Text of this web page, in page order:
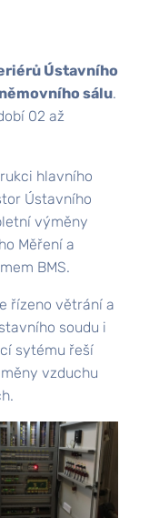
Ústavního
sálu.
02 až
hlavního
Ústavního
výměny
Měření a
BMS.
řízeno větrání a
soudu i
sytému řeší
vzduchu